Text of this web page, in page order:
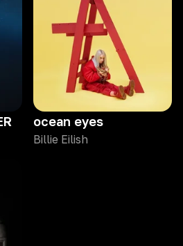
ocean eyes
Billie Eilish